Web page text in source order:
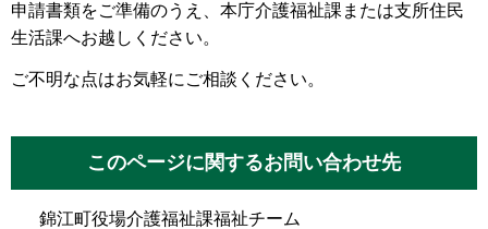
申請書類をご準備のうえ、本庁介護福祉課または支所住民
生活課へお越しください。
ご不明な点はお気軽にご相談ください。
このページに関するお問い合わせ先
錦江町役場介護福祉課福祉チーム